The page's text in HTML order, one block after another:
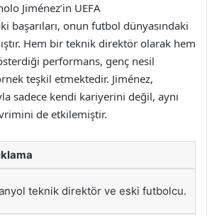
Jiménez’in UEFA
başarıları, onun futbol dünyasındaki
Hem bir teknik direktör olarak hem
performans, genç nesil
teşkil etmektedir. Jiménez,
sadece kendi kariyerini değil, aynı
de etkilemiştir.
teknik direktör ve eski futbolcu.